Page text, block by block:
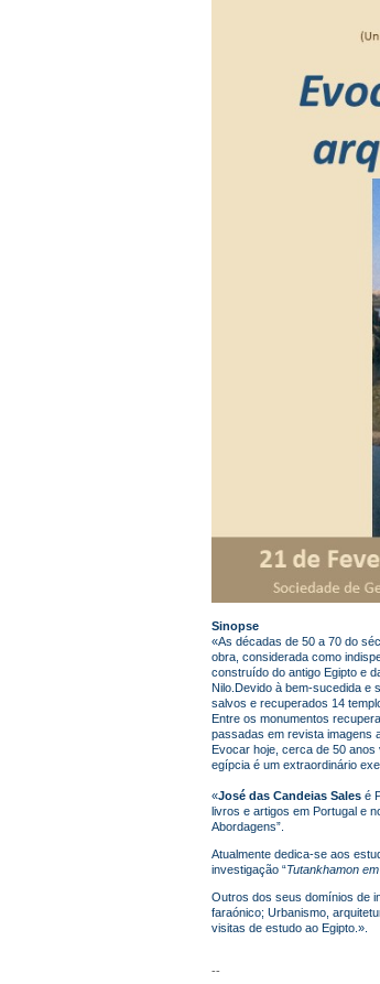
Sinopse
«As décadas de 50 a 70 do
obra, considerada como
construído do antigo Egipto e
Nilo. Devido à bem-sucedida e
salvos e recuperados 14
Entre os monumentos
passadas em revista imagens
Evocar hoje, cerca de 50 anos
egípcia é um extraordinário
«José das Candeias Sales é
livros e artigos em Portugal e
Abordagens”.
Atualmente dedica-se aos
investigação “Tutankhamon
Outros dos seus domínios de
faraónico; Urbanismo,
visitas de estudo ao Egipto.».
--